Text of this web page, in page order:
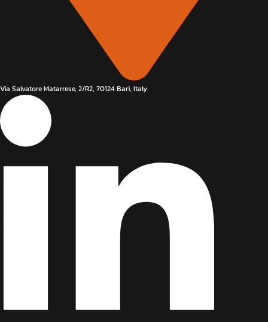
Via Salvatore Matarrese, 2/R2, 70124 Bari, Italy